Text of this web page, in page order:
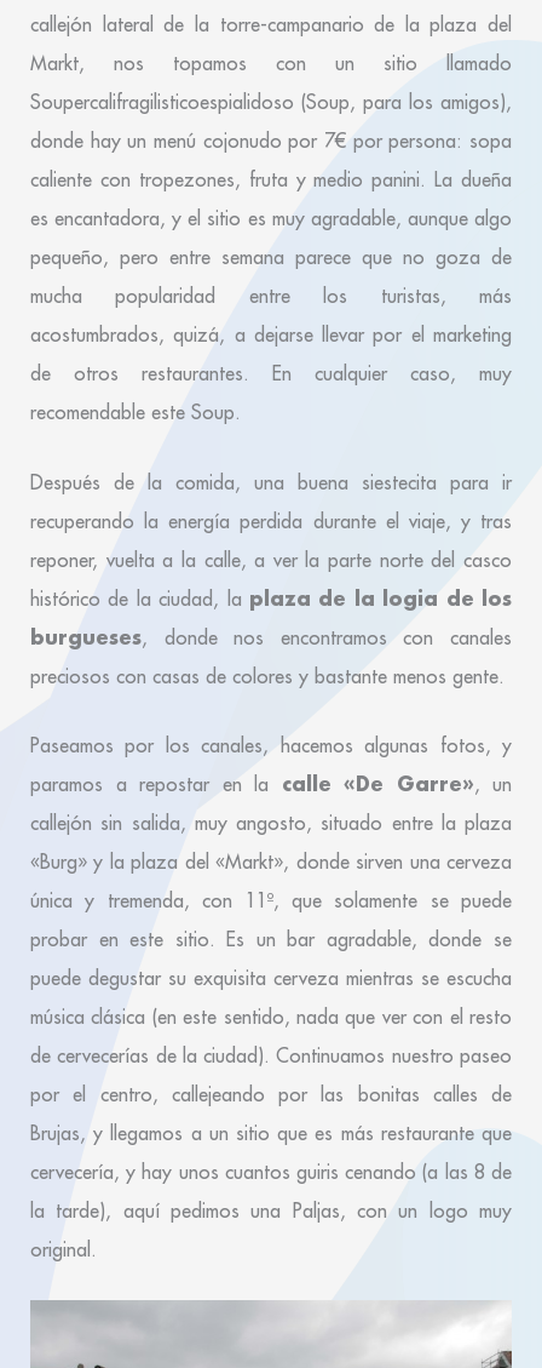
callejón lateral de la torre-campanario de la plaza del
Markt, nos topamos con un sitio llamado
Soupercalifragilisticoespialidoso (Soup, para los amigos),
donde hay un menú cojonudo por 7€ por persona: sopa
caliente con tropezones, fruta y medio panini. La dueña
es encantadora, y el sitio es muy agradable, aunque algo
pequeño, pero entre semana parece que no goza de
mucha popularidad entre los turistas, más
acostumbrados, quizá, a dejarse llevar por el marketing
de otros restaurantes. En cualquier caso, muy
recomendable este Soup.
Después de la comida, una buena siestecita para ir
recuperando la energía perdida durante el viaje, y tras
reponer, vuelta a la calle, a ver la parte norte del casco
histórico de la ciudad, la plaza de la logia de los
burgueses, donde nos encontramos con canales
preciosos con casas de colores y bastante menos gente.
Paseamos por los canales, hacemos algunas fotos, y
paramos a repostar en la calle «De Garre», un
callejón sin salida, muy angosto, situado entre la plaza
«Burg» y la plaza del «Markt», donde sirven una cerveza
única y tremenda, con 11º, que solamente se puede
probar en este sitio. Es un bar agradable, donde se
puede degustar su exquisita cerveza mientras se escucha
música clásica (en este sentido, nada que ver con el resto
de cervecerías de la ciudad). Continuamos nuestro paseo
por el centro, callejeando por las bonitas calles de
Brujas, y llegamos a un sitio que es más restaurante que
cervecería, y hay unos cuantos guiris cenando (a las 8 de
la tarde), aquí pedimos una Paljas, con un logo muy
original.